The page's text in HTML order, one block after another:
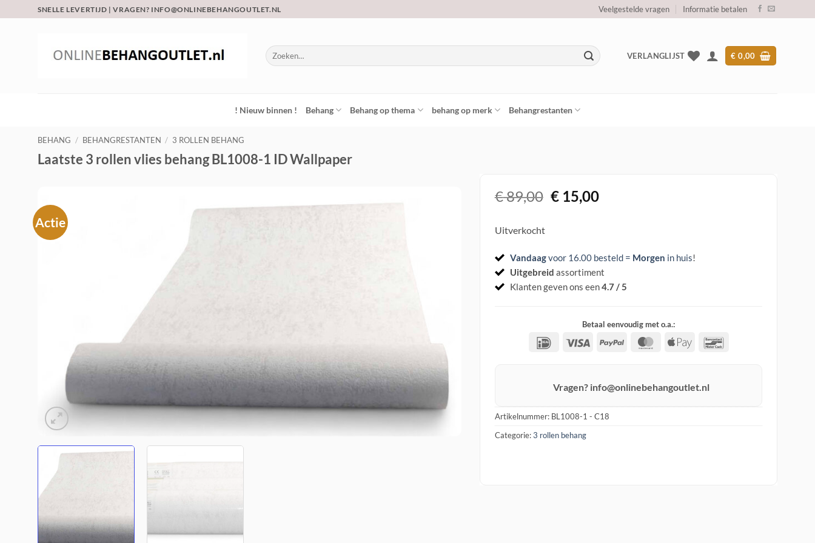
naar
SNELLE LEVERTIJD | VRAGEN? INFO@ONLINEBEHANGOUTLET.NL Veelgestelde vragen Informatie betalen
Zoeken
naar:
VERLANGLIJST € 0,00
! Nieuw binnen ! Behang Behang op thema behang op merk Behangrestanten
BEHANG / BEHANGRESTANTEN / 3 ROLLEN BEHANG
Laatste 3 rollen vlies behang BL1008-1 ID Wallpaper
Actie
€89,00 Oorspronkelijke
€15,00Huidige
Uitverkocht
Vandaagvoor 16.00 besteld = Morgen in huis!
Uitgebreid assortiment
Klanten geven ons een4.7 / 5
Betaal eenvoudig met o.a.:
IDeal Visa PayPal MasterCard
Apple
Vragen? info@onlinebehangoutlet.nl
Artikelnummer: BL1008-1 - C18
Categorie:3 rollen behang